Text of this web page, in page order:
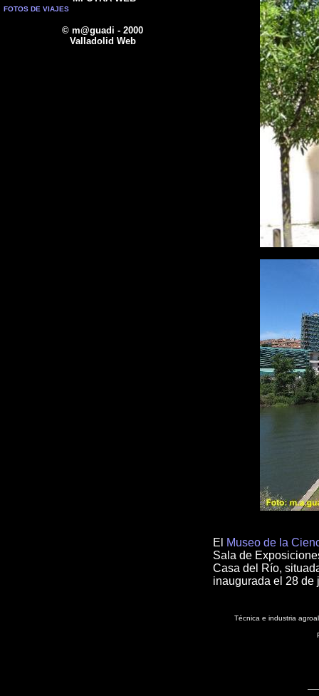
FOTOS DE VIAJES
© m@guadi - 2000
Valladolid Web
El
Museo de la
Sala de
Casa del Río,
inaugurada el 28 de
Técnica e industria